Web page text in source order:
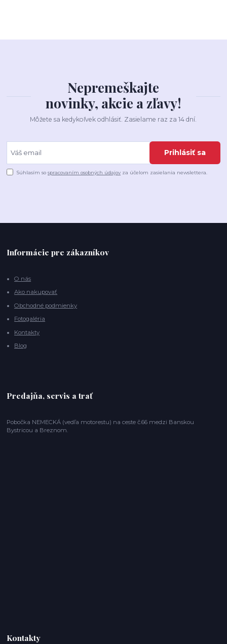
Nepremeškajte
novinky, akcie a zľavy!
Môžete sa kedykoľvek odhlásiť. Zasielame raz za 14 dní.
Prihlásiť sa
Súhlasím sospracovaním osobných údajov za účelom zasielania newslettera.
Informácie pre zákazníkov
O nás
Ako nakupovať
Obchodné podmienky
Fotogaléria
Kontakty
Blog
Predajňa, servis a trať
Pobočka NEMECKÁ (vedľa motorestu) na ceste č.66 medzi Banskou
Bystricou a Breznom.
Kontakty